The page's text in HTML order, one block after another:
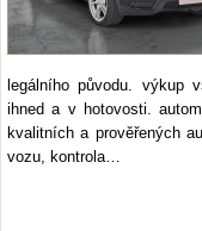
legálního původu. výkup
ihned a v hotovosti.
kvalitních a prověřených
vozu, kontrola…